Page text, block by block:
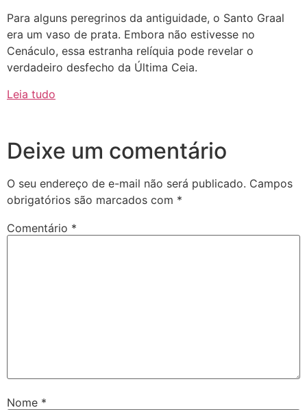
Para alguns peregrinos da antiguidade, o Santo Graal
era um vaso de prata. Embora não estivesse no
Cenáculo, essa estranha relíquia pode revelar o
verdadeiro desfecho da Última Ceia.
Leia tudo
Deixe um comentário
O seu endereço de e-mail não será publicado. Campos
obrigatórios são marcados com *
Comentário *
Nome *